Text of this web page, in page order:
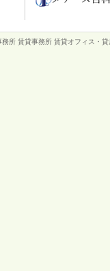
所 賃貸事務所 賃貸オフィス・